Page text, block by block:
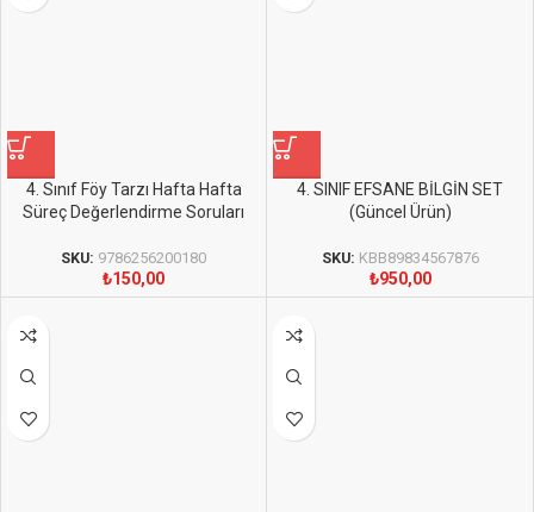
4. Sınıf Föy Tarzı Hafta Hafta
Süreç Değerlendirme Soruları
SKU: 9786256200180
₺150,00
4. SINIF EFSANE BİLGİN SET
(Güncel Ürün)
SKU: KBB89834567876
₺950,00